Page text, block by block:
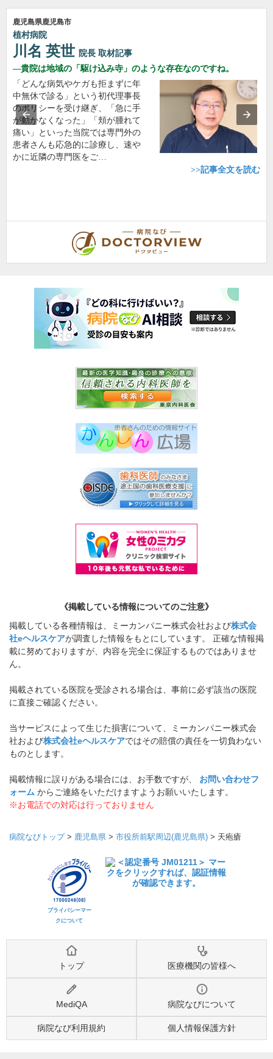
鹿児島県鹿児島市
植村病院
川名 英世 院長 取材記事
貴院は地域の「駆け込み寺」のような存在なのですね。
「どんな病気やケガも拒まずに年
中無休で診る」という初代理事長
のポリシーを受け継ぎ、「急に手
が動かなくなった」「頬が腫れて
痛い」といった当院では専門外の
患者さんも応急的に診療し、速や
かに近隣の専門医をご…
>>記事全文を読む
《掲載している情報についてのご注意》
掲載している各種情報は、ミーカンパニー株式会社および株式会
社eヘルスケアが調査した情報をもとにしています。 正確な情報掲
載に努めておりますが、内容を完全に保証するものではありませ
ん。
掲載されている医院を受診される場合は、事前に必ず該当の医院
に直接ご確認ください。
当サービスによって生じた損害について、ミーカンパニー株式会
社および株式会社eヘルスケアではその賠償の責任を一切負わない
ものとします。
掲載情報に誤りがある場合には、お手数ですが、 お問い合わせフ
ォーム からご連絡をいただけますようお願いいたします。
※お電話での対応は行っておりません
病院なびトップ> 鹿児島県 > 市役所前駅周辺(鹿児島県) > 天疱瘡
プライバシーマー
クについて
トップ 医療機関の皆様へ
MediQA 病院なびについて
病院なび利用規約 個人情報保護方針